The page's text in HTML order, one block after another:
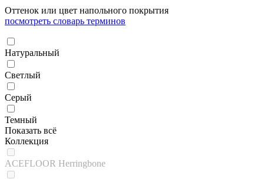
Оттенок или цвет напольного покрытия
посмотреть словарь терминов
Натуральный
Светлый
Серый
Темный
Показать всё
Коллекция
ACEFLOOR Herringbone